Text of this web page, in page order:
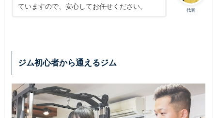
代表
ていますので、安心してお任せください。
ジム初心者から通えるジム